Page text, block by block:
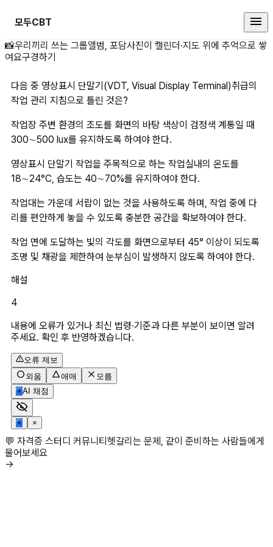
모두CBT
다음 중 영상표시 단말기(VDT,
📸우리끼리 쓰는 그룹앨범, 포담사진이 캘린더·지도 위에 추억으로 쌓
여요구경하기
다음 중 영상표시 단말기(VDT, Visual Display Terminal)취급의
작업 관리 지침으로 틀린 것은?
작업장 주변 환경의 조도를 화면의 바탕 색상이 검정색 계통일 때
300∼500 lux를 유지하도록 하여야 한다.
영상표시 단말기 작업을 주목적으로 하는 작업실내의 온도를
18∼24°C, 습도는 40∼70%를 유지하여야 한다.
작업대는 가운데 서랍이 없는 것을 사용하도록 하며, 작업 중에 다
리를 편안하게 놓을 수 있도록 충분한 공간을 확보하여야 한다.
작업 면에 도달하는 빛의 각도를 화면으로부터 45° 이상이 되도록
조명 및 채광을 제한하여 눈부심이 발생하지 않도록 하여야 한다.
해설
4
내용에 오류가 있거나 최신 법령·기준과 다른 부분이 보이면 알려
주세요. 확인 후 반영하겠습니다.
오류 제보
외움
애매
모름
✳AI 채점
✳ ×
💬 자격증 스터디 커뮤니티헷갈리는 문제, 같이 준비하는 사람들에게
물어보세요
→